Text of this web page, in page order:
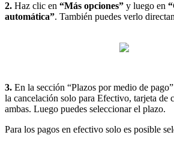
2. Haz clic en “Más opciones” y luego en
automática”. También puedes verlo
3. En la sección “Plazos por medio de
la cancelación solo para Efectivo, tarjeta de
ambas. Luego puedes seleccionar el plazo.
Para los pagos en efectivo solo es posible